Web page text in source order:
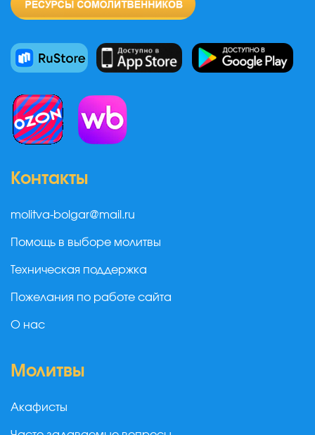
Контакты
molitva-bolgar@mail.ru
Помощь в выборе молитвы
Техническая поддержка
Пожелания по работе сайта
О нас
Молитвы
Акафисты